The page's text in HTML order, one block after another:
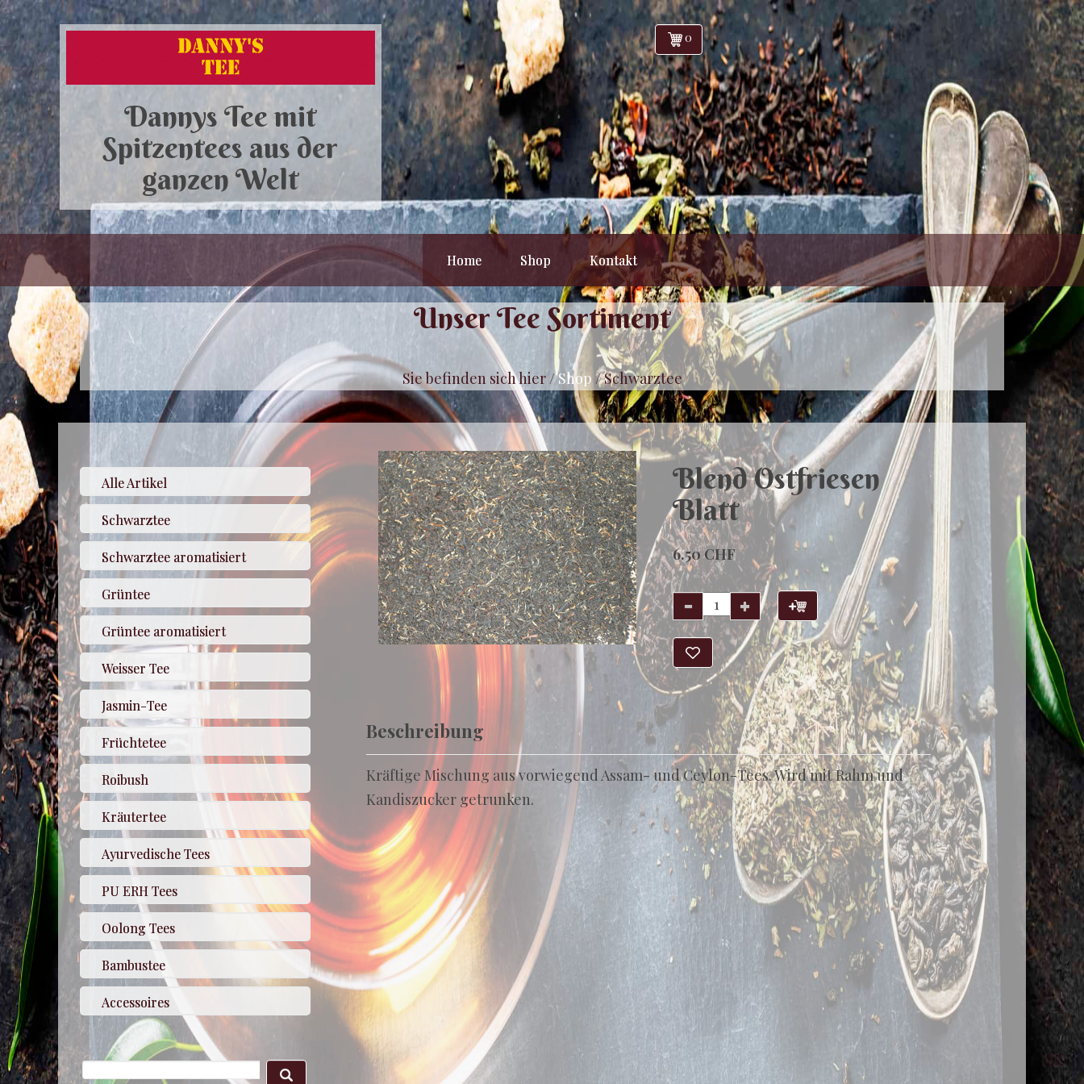
Dannys Tee mit
Spitzentees aus der
ganzen Welt
0
Home Shop Kontakt
Unser Tee Sortiment
Sie befinden sich hier /Shop /Schwarztee
Alle Artikel
Schwarztee
Schwarztee aromatisiert
Grüntee
Grüntee aromatisiert
Weisser Tee
Jasmin-Tee
Früchtetee
Roibush
Kräutertee
Ayurvedische Tees
PU ERH Tees
Oolong Tees
Bambustee
Accessoires
Blend Ostfriesen
Blatt
6.50 CHF
Beschreibung
Kräftige Mischung aus vorwiegend Assam- und Ceylon-Tees. Wird mit Rahm und
Kandiszucker getrunken.